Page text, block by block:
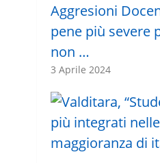
Aggresioni
pene più severe
non …
3 Aprile 2024